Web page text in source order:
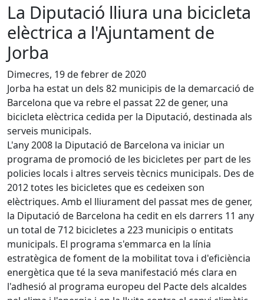
La Diputació lliura una bicicleta
elèctrica a l'Ajuntament de
Jorba
Dimecres, 19 de febrer de 2020
Jorba ha estat un dels 82 municipis de la demarcació de
Barcelona que va rebre el passat 22 de gener, una
bicicleta elèctrica cedida per la Diputació, destinada als
serveis municipals.
L'any 2008 la Diputació de Barcelona va iniciar un
programa de promoció de les bicicletes per part de les
policies locals i altres serveis tècnics municipals. Des de
2012 totes les bicicletes que es cedeixen son
elèctriques. Amb el lliurament del passat mes de gener,
la Diputació de Barcelona ha cedit en els darrers 11 any
un total de 712 bicicletes a 223 municipis o entitats
municipals. El programa s'emmarca en la línia
estratègica de foment de la mobilitat tova i d'eficiència
energètica que té la seva manifestació més clara en
l'adhesió al programa europeu del Pacte dels alcaldes